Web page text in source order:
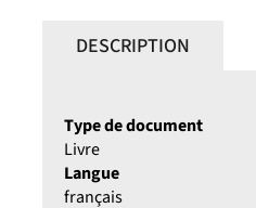
DESCRIPTION
Type de document
Livre
Langue
français